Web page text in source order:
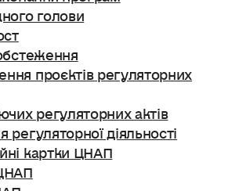
голови
проєктів регуляторних
регуляторних актів
регуляторної діяльності
картки ЦНАП